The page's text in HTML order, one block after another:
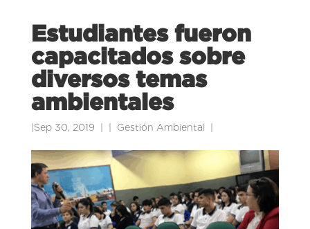
Estudiantes fueron
capacitados sobre
diversos temas
ambientales
Sep 30, 2019 Gestión Ambiental